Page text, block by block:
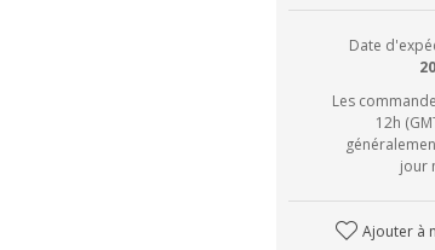
Date
Les
12h
jour
Ajouter à